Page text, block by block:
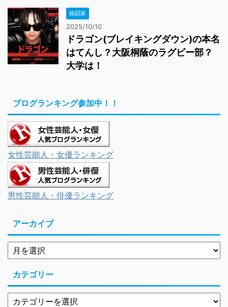
格闘家
2025/10/10
ドラゴン(ブレイキングダウン)の本名
はてんし？大阪桐蔭のラグビー部？
大学は！
ブログランキング参加中！！
女性芸能人・女優ランキング
男性芸能人・俳優ランキング
アーカイブ
カテゴリー